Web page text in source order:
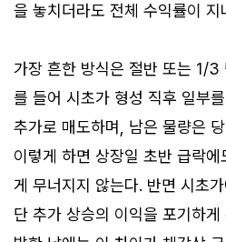
을 놓치더라도 전체 수익률이
가장 흔한 방식은 절반 또는 1/3
를 들어 시초가 형성 직후 일부
추가로 매도하며, 남은 물량은
이렇게 하면 상장일 초반 급락
게 무너지지 않는다. 반면 시초
단 추가 상승의 이익을 포기하